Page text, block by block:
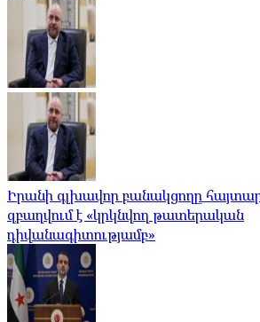
Իրանի գլխավոր բանակցողը
զբաղվում է «կրկնվող թատերական
դիվանագիտությամբ»